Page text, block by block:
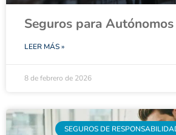
Seguros para
LEER MÁS »
8 de febrero de 2026
SEGUROS DE